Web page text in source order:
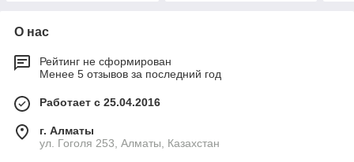
О нас
Рейтинг не сформирован
Менее 5 отзывов за последний год
Работает с 25.04.2016
г. Алматы
ул. Гоголя 253, Алматы, Казахстан